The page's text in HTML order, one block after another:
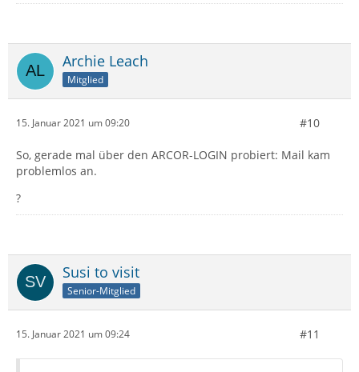
Archie Leach
Mitglied
15. Januar 2021 um 09:20 #10
So, gerade mal über den ARCOR-LOGIN probiert: Mail kam
problemlos an.
?
Susi to visit
Senior-Mitglied
15. Januar 2021 um 09:24 #11